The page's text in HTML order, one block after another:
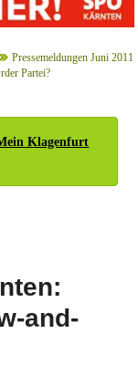
Pressemeldungen Juni 2011
Partei?
Klagenfurt
and-